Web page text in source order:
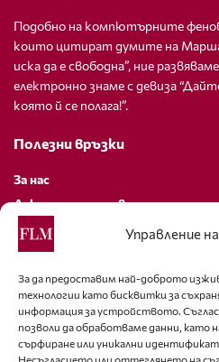
Управление
За да предоставим най-доброто
технологии като бисквитки за
информация за устройството.
позволи да обработваме данни, като
сърфиране или уникални
Несъгласието или оттеглянето на
Подобно на компютърните
които цитират думите на
иска да е свободна”, ние
електронно знаме с девиза
която й се полага!”.
Полезни връзки
За нас
Декларация за поверителност
Политика за бисквитки
За контакти
editor@fashion-lifestyle.net
+359 88 227 33 47